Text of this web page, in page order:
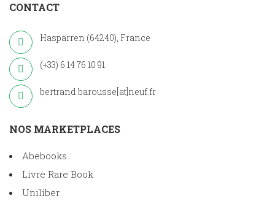
CONTACT
Hasparren (64240), France
(+33) 6 14 76 10 91
bertrand.barousse[at]neuf.fr
NOS MARKETPLACES
Abebooks
Livre Rare Book
Uniliber